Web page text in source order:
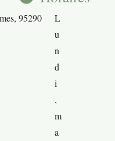
95290
L
u
n
d
i
,
m
a